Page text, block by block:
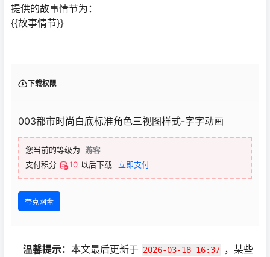
提供的故事情节为：
{{故事情节}}
下载权限
003都市时尚白底标准角色三视图样式-字字动画
您当前的等级为 游客
支付积分
10 以后下载 立即支付
夸克网盘
温馨提示： 本文最后更新于 2026-03-18 16:37 ，某些